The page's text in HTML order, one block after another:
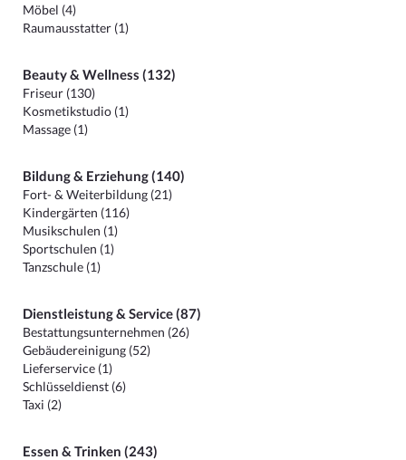
Möbel (4)
Raumausstatter (1)
Beauty & Wellness (132)
Friseur (130)
Kosmetikstudio (1)
Massage (1)
Bildung & Erziehung (140)
Fort- & Weiterbildung (21)
Kindergärten (116)
Musikschulen (1)
Sportschulen (1)
Tanzschule (1)
Dienstleistung & Service (87)
Bestattungsunternehmen (26)
Gebäudereinigung (52)
Lieferservice (1)
Schlüsseldienst (6)
Taxi (2)
Essen & Trinken (243)